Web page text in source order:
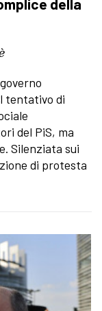
della
tentativo di
del PiS, ma
Silenziata sui
di protesta